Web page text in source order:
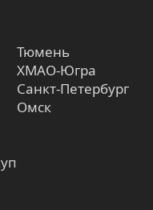
Тюмень
ХМАО-Югра
Санкт-Петербург
Омск